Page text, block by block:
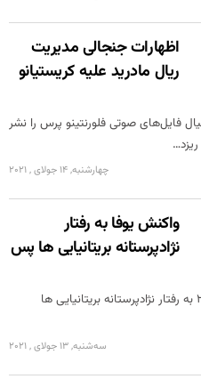
اظهارات جنجالی مدیریت
ریال مادرید علیه کریستیانو
فایل‌های صوتی فلورنتینو پرس را نشر
چهارشنبه, 14 جولای , 2021
واکنش یوفا به رفتار
نژادپرستانه بریتانیایی ها پس
آریانانیوز: یوفا پس از اتفاقات فاینل 2020 به رفتار نژادپرستانه بریتانیایی ها
سه‌شنبه, 13 جولای , 2021